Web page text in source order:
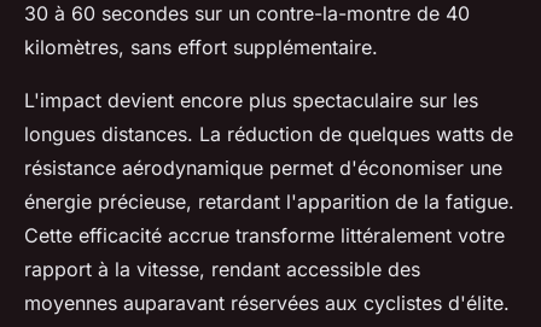
30 à 60 secondes sur un contre-la-montre de 40
kilomètres, sans effort supplémentaire.
L'impact devient encore plus spectaculaire sur les
longues distances. La réduction de quelques watts de
résistance aérodynamique permet d'économiser une
énergie précieuse, retardant l'apparition de la fatigue.
Cette efficacité accrue transforme littéralement votre
rapport à la vitesse, rendant accessible des
moyennes auparavant réservées aux cyclistes d'élite.